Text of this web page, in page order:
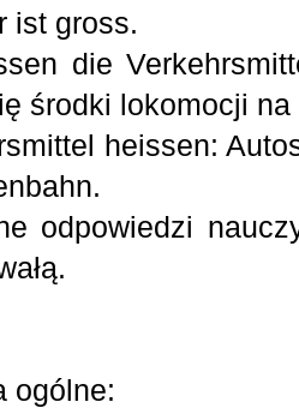
ist gross.
die
środki lokomocji
heissen:
odpowiedzi
ogólne: